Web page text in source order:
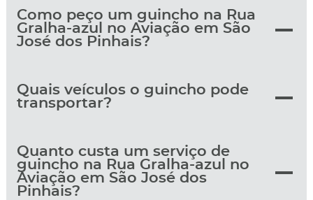
Como peço um guincho na Rua
Gralha-azul no Aviação em São
José dos Pinhais?
Quais veículos o guincho pode
transportar?
Quanto custa um serviço de
guincho na Rua Gralha-azul no
Aviação em São José dos
Pinhais?